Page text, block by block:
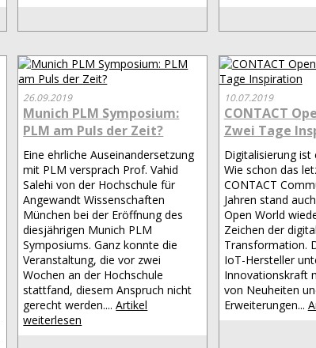
26.09.2019
Munich PLM Symposium:
PLM am Puls der Zeit?
Eine ehrliche Auseinandersetzung
mit PLM versprach Prof. Vahid
Salehi von der Hochschule für
Angewandt Wissenschaften
München bei der Eröffnung des
diesjährigen Munich PLM
Symposiums. Ganz konnte die
Veranstaltung, die vor zwei
Wochen an der Hochschule
stattfand, diesem Anspruch nicht
gerecht werden....Artikel
weiterlesen
10.07.2019
CONTACT
Zwei Tage
Digitalisierung ist
Wie schon das
CONTACT
Jahren stand
Open World
Zeichen der
Transformation.
IoT-Hersteller
Innovationskraft
von Neuheiten
Erweiterungen...